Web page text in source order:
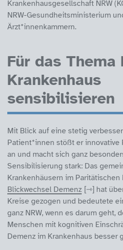
Krankenhausgesellschaft NRW
NRW-Gesundheitsministerium
Ärzt*innenkammern.
Für das Thema
Krankenhaus
sensibilisieren
Mit Blick auf eine stetig
Patient*innen stößt er innovative
an und macht sich ganz
Sensibilisierung stark: Das
Krankenhäusern im
Blickwechsel Demenz
hat
Kreise gezogen und bedeutete
ganz NRW, wenn es darum geht,
Menschen mit kognitiven
Demenz im Krankenhaus besser